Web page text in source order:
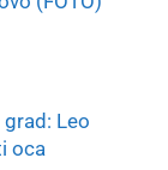
Leo
oca